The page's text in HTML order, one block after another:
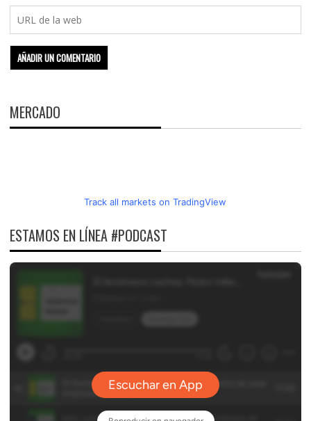
MERCADO
Track all markets on TradingView
ESTAMOS EN LÍNEA #PODCAST